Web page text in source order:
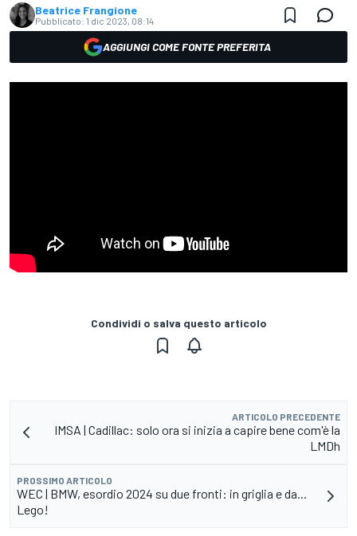
Beatrice Frangione
Pubblicato: 1 dic 2023, 08:14
AGGIUNGI COME FONTE PREFERITA
Condividi o salva questo articolo
ARTICOLO PRECEDENTE
IMSA | Cadillac: solo ora si inizia a capire bene com'è la
LMDh
PROSSIMO ARTICOLO
WEC | BMW, esordio 2024 su due fronti: in griglia e da...
Lego!